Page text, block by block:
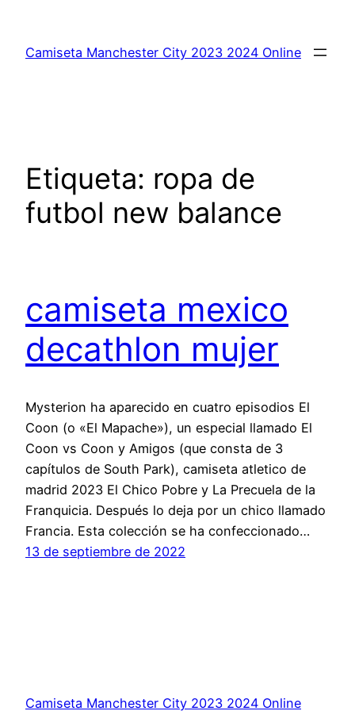
contenido
Camiseta Manchester City 2023 2024 Online
Etiqueta: ropa de
futbol new balance
camiseta mexico
decathlon mujer
Mysterion ha aparecido en cuatro episodios El
Coon (o «El Mapache»), un especial llamado El
Coon vs Coon y Amigos (que consta de 3
capítulos de South Park), camiseta atletico de
madrid 2023 El Chico Pobre y La Precuela de la
Franquicia. Después lo deja por un chico llamado
Francia. Esta colección se ha confeccionado…
13 de septiembre de 2022
Camiseta Manchester City 2023 2024 Online